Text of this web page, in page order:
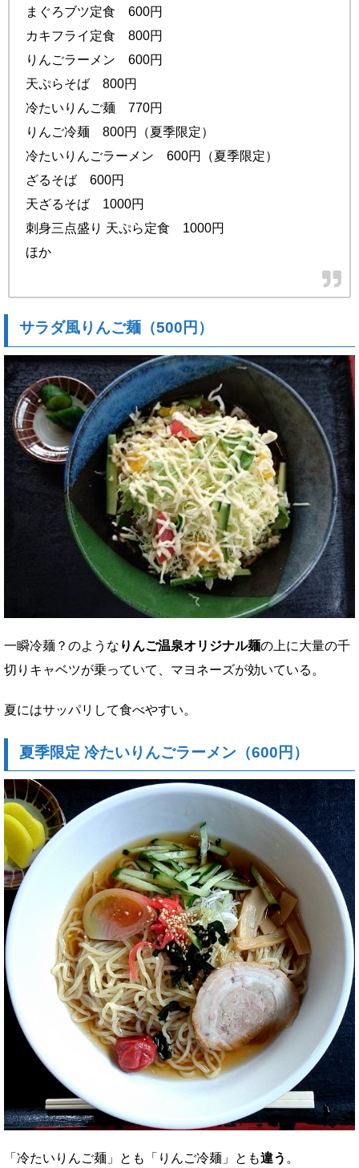
まぐろブツ定食 600円
カキフライ定食 800円
りんごラーメン 600円
天ぷらそば 800円
冷たいりんご麺 770円
りんご冷麺 800円（夏季限定）
冷たいりんごラーメン 600円（夏季限定）
ざるそば 600円
天ざるそば 1000円
刺身三点盛り 天ぷら定食 1000円
ほか
サラダ風りんご麺（500円）
一瞬冷麺？のような りんご温泉オリジナル麺の上に大量の千
切りキャベツが乗っていて、マヨネーズが効いている。
夏にはサッパリして食べやすい。
夏季限定 冷たいりんごラーメン（600円）
「冷たいりんご麺」とも「りんご冷麺」とも違う 。